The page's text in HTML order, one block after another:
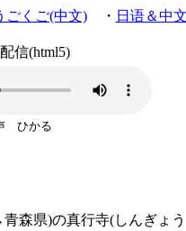
ごくご(中文)・ 日语＆中文
信(html5)
ひかる
森県)の真行寺(しんぎょ